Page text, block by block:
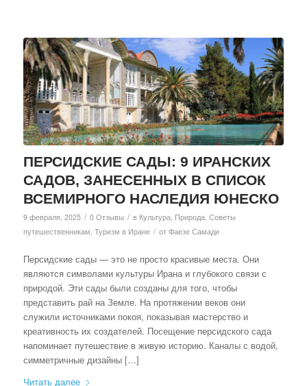
ПЕРСИДСКИЕ САДЫ: 9 ИРАНСКИХ
САДОВ, ЗАНЕСЕННЫХ В СПИСОК
ВСЕМИРНОГО НАСЛЕДИЯ ЮНЕСКО
9 февраля, 2025 / 0 Отзывы / в Культура, Природа, Советы
путешественникам Туризм в Иране / от Фаезе Самади
Персидские сады — это не просто красивые места. Они
являются символами культуры Ирана и глубокого связи с
природой. Эти сады были созданы для того, чтобы
представить рай на Земле. На протяжении веков они
служили источниками покоя, показывая мастерство и
креативность их создателей. Посещение персидского сада
напоминает путешествие в живую историю. Каналы с водой,
симметричные дизайны […]
Читать далее